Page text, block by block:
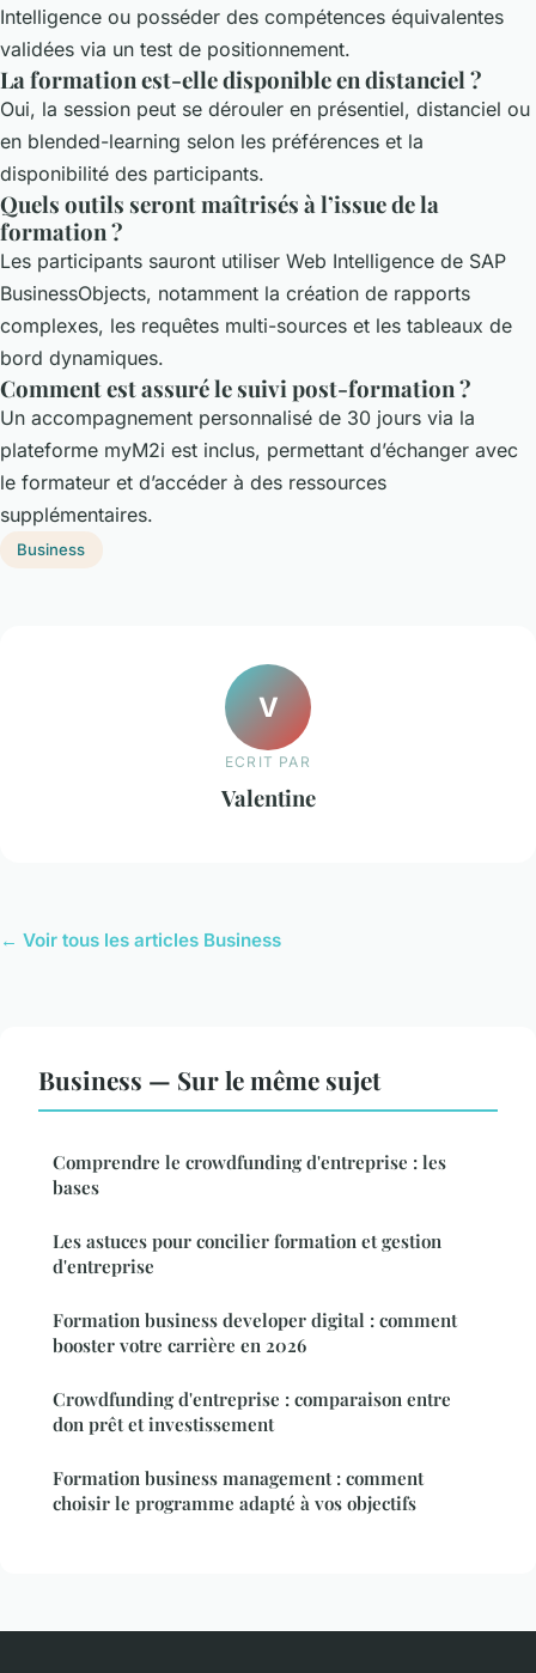
Intelligence ou posséder des compétences équivalentes
validées via un test de positionnement.
La formation est-elle disponible en distanciel ?
Oui, la session peut se dérouler en présentiel, distanciel ou
en blended-learning selon les préférences et la
disponibilité des participants.
Quels outils seront maîtrisés à l’issue de la
formation ?
Les participants sauront utiliser Web Intelligence de SAP
BusinessObjects, notamment la création de rapports
complexes, les requêtes multi-sources et les tableaux de
bord dynamiques.
Comment est assuré le suivi post-formation ?
Un accompagnement personnalisé de 30 jours via la
plateforme myM2i est inclus, permettant d’échanger avec
le formateur et d’accéder à des ressources
supplémentaires.
Business
V
ECRIT PAR
Valentine
← Voir tous les articles Business
Business — Sur le même sujet
Comprendre le crowdfunding d'entreprise : les
bases
Les astuces pour concilier formation et gestion
d'entreprise
Formation business developer digital : comment
booster votre carrière en 2026
Crowdfunding d'entreprise : comparaison entre
don prêt et investissement
Formation business management : comment
choisir le programme adapté à vos objectifs